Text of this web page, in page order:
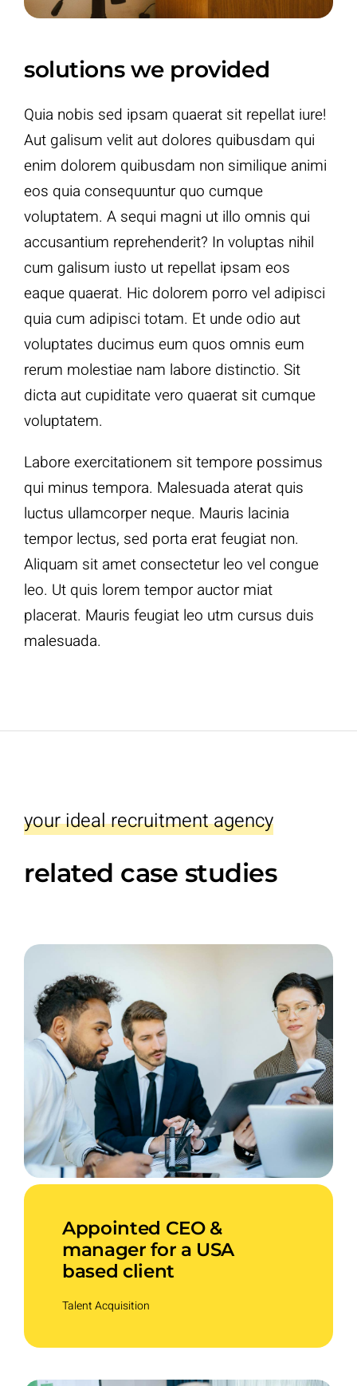
solutions we provided
Quia nobis sed ipsam quaerat sit repellat iure!
Aut galisum velit aut dolores quibusdam qui
enim dolorem quibusdam non similique animi
eos quia consequuntur quo cumque
voluptatem. A sequi magni ut illo omnis qui
accusantium reprehenderit? In voluptas nihil
cum galisum iusto ut repellat ipsam eos
eaque quaerat. Hic dolorem porro vel adipisci
quia cum adipisci totam. Et unde odio aut
voluptates ducimus eum quos omnis eum
rerum molestiae nam labore distinctio. Sit
dicta aut cupiditate vero quaerat sit cumque
voluptatem.
Labore exercitationem sit tempore possimus
qui minus tempora. Malesuada aterat quis
luctus ullamcorper neque. Mauris lacinia
tempor lectus, sed porta erat feugiat non.
Aliquam sit amet consectetur leo vel congue
leo. Ut quis lorem tempor auctor miat
placerat. Mauris feugiat leo utm cursus duis
malesuada.
your ideal recruitment agency
related case studies
Appointed CEO &
manager for a USA
based client
Talent Acquisition